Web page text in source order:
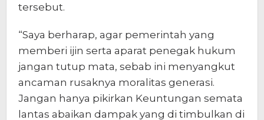
tersebut.
“Saya berharap, agar pemerintah yang
memberi ijin serta aparat penegak hukum
jangan tutup mata, sebab ini menyangkut
ancaman rusaknya moralitas generasi.
Jangan hanya pikirkan Keuntungan semata
lantas abaikan dampak yang di timbulkan di